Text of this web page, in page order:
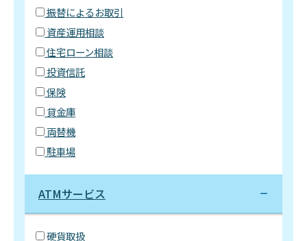
振替によるお取引
資産運用相談
住宅ローン相談
投資信託
保険
貸金庫
両替機
駐車場
ATMサービス
硬貨取扱